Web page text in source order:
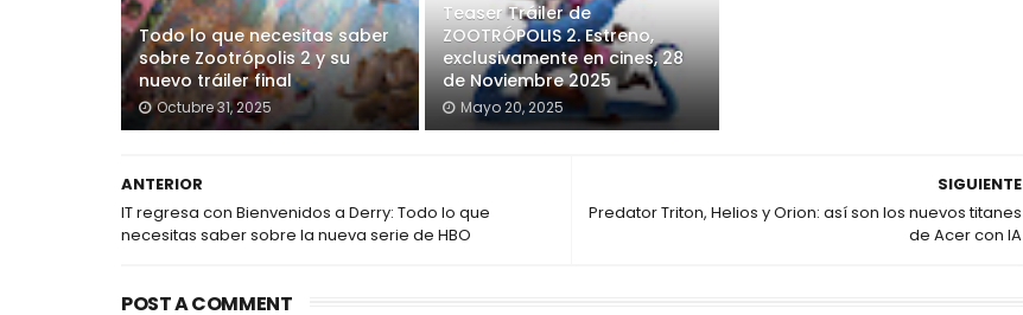
Todo lo que necesitas saber
sobre Zootrópolis 2 y su
nuevo tráiler final
Octubre 31, 2025
Teaser Tráiler de
ZOOTRÓPOLIS 2. Estreno,
exclusivamente en cines, 28
de Noviembre 2025
Mayo 20, 2025
SIGUIENTE
Predator Triton, Helios y Orion: así son los nuevos titanes
de Acer con IA
ANTERIOR
IT regresa con Bienvenidos a Derry: Todo lo que
necesitas saber sobre la nueva serie de HBO
POST A COMMENT